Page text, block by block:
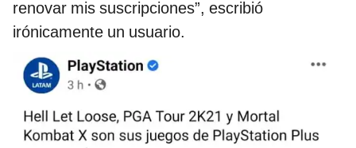
renovar mis suscripciones”, escribió
irónicamente un usuario.